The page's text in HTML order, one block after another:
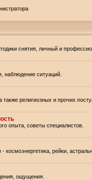
снятия, личный и
наблюдение ситуаций.
религиозных и прочих
опыта, советы специалистов.
космоэнергетика, рейки,
ощущения.